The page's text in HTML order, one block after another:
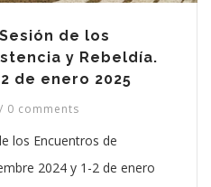
de los
y Rebeldía.
de enero 2025
/ 0 comments
los Encuentros de
2024 y 1-2 de enero